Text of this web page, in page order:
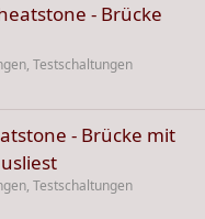
- Brücke
Testschaltungen
- Brücke mit
Testschaltungen